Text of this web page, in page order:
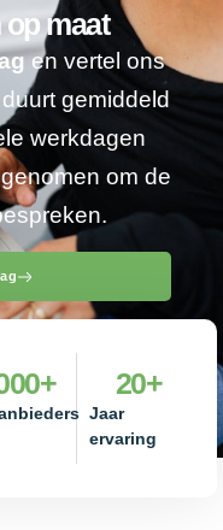
maat
en vertel ons
gemiddeld
werkdagen
om de
+
Jaar
ervaring
20+